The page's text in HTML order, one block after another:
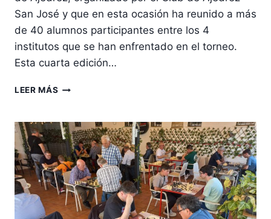
San José y que en esta ocasión ha reunido a más
de 40 alumnos participantes entre los 4
institutos que se han enfrentado en el torneo.
Esta cuarta edición…
LEER MÁS IES
NUEVO
CAMPEÓN
DEL
TORNEO
INTERESCOLAR